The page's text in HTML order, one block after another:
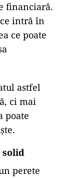
financiară.
intră în
ce poate
astfel
ci mai
poate
solid
perete